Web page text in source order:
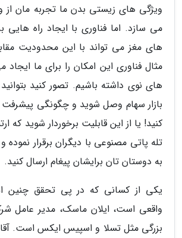
ویژگی های زیستی بدن ما تجربه مان از
می سازد. اما فناوری با ایجاد راه هایی
های مغز می تواند با این محدودیت
مثال فناوری این امکان را برای ما
های نوی داشته باشیم. تصور کنید
بازار سهام وصل شوید و چگونگی
کنید! یا از این قابلیت برخوردار شوید که
تله پاتی مصنوعی با دیگران برقرار نموده
به دوستان تان برایشان پیغام ارسال کنید.
یکی از کسانی که در پی تحقق چنین
واقعی است، ایلان ماسک، مدیر عامل
بزرگی مثل تسلا و اسپیس ایکس است.